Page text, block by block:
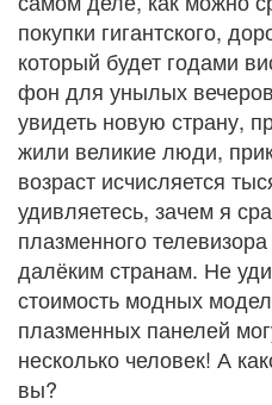
покупки гигантского,
который будет годами
фон для унылых
увидеть новую страну,
жили великие люди,
возраст исчисляется
удивляетесь, зачем я
плазменного
далёким странам. Не
стоимость модных
плазменных панелей
несколько человек! А
вы?